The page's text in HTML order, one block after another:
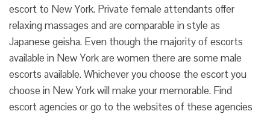
escort to New York. Private female attendants offer
relaxing massages and are comparable in style as
Japanese geisha. Even though the majority of escorts
available in New York are women there are some male
escorts available. Whichever you choose the escort you
choose in New York will make your memorable. Find
escort agencies or go to the websites of these agencies